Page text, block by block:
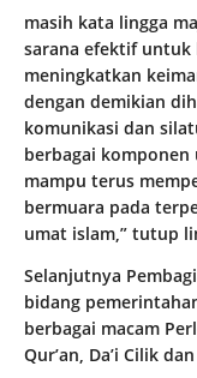
masih kata lingga
sarana efektif
meningkatkan
dengan demikian
komunikasi dan
berbagai komponen
mampu terus
bermuara pada
umat islam,” tutup
Selanjutnya
bidang
berbagai macam
Qur’an, Da’i Cilik